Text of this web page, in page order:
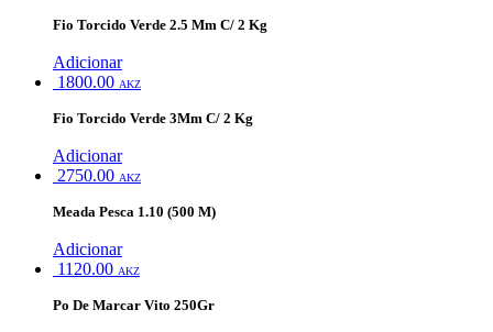
Fio Torcido Verde 2.5 Mm C/ 2 Kg
Adicionar
1800.00 AKZ
Fio Torcido Verde 3Mm C/ 2 Kg
Adicionar
2750.00 AKZ
Meada Pesca 1.10 (500 M)
Adicionar
1120.00 AKZ
Po De Marcar Vito 250Gr